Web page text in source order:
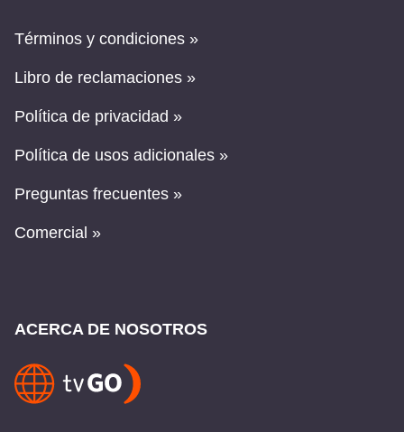
Términos y condiciones »
Libro de reclamaciones »
Política de privacidad »
Política de usos adicionales »
Preguntas frecuentes »
Comercial »
ACERCA DE NOSOTROS